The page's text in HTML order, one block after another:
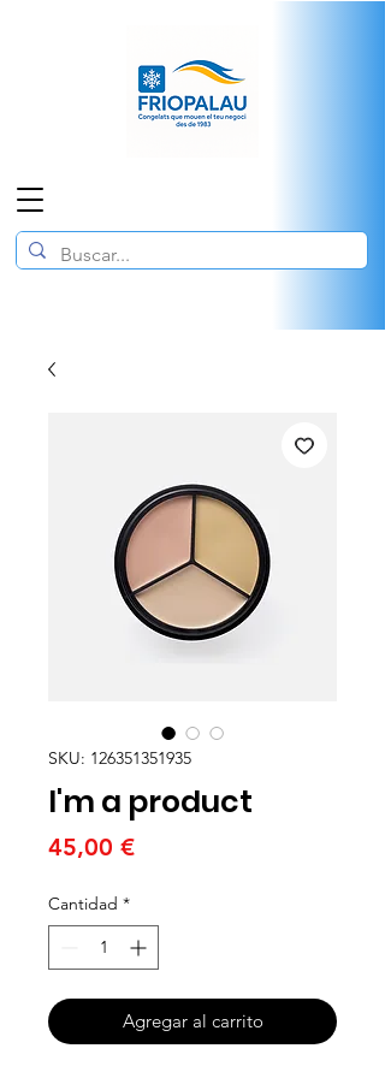
SKU: 126351351935
I'm a product
45,00 €Precio
Cantidad *
Agregar al carrito